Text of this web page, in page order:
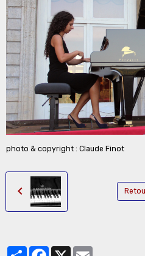
photo & copyright : Claude Finot
PartagerFacebook
X